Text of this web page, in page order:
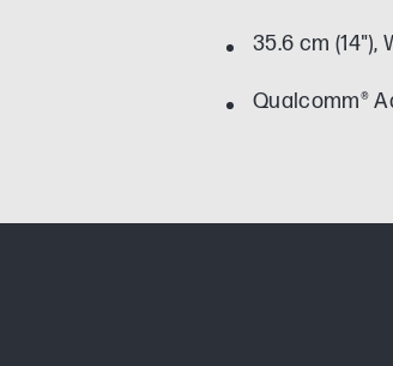
35.6 cm (14"),
Qualcomm®